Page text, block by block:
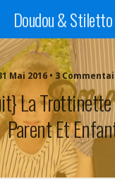
Doudou & Stiletto
Mai 2016 • 3
La Trottinette
Parent Et